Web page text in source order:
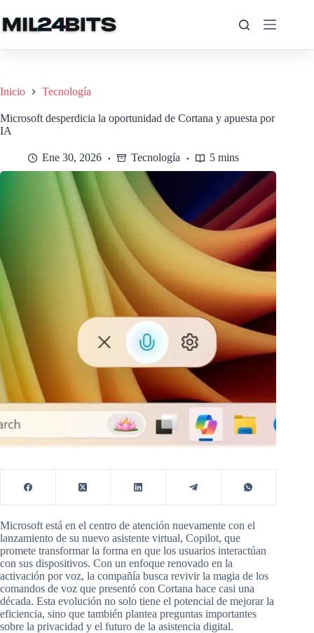
al
contenido
Inicio Tecnología
Microsoft desperdicia la oportunidad de Cortana y apuesta por
IA
Ene 30, 2026 Tecnología 5 mins
Microsoft está en el centro de atención nuevamente con el
lanzamiento de su nuevo asistente virtual, Copilot, que
promete transformar la forma en que los usuarios interactúan
con sus dispositivos. Con un enfoque renovado en la
activación por voz, la compañía busca revivir la magia de los
comandos de voz que presentó con Cortana hace casi una
década. Esta evolución no solo tiene el potencial de mejorar la
eficiencia, sino que también plantea preguntas importantes
sobre la privacidad y el futuro de la asistencia digital.